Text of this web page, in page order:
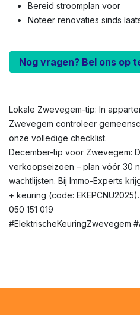
Bereid stroomplan voor
Noteer renovaties sinds
Nog vragen? Bel ons op
Lokale Zwevegem-tip: In
Zwevegem controleer
onze volledige checklist.
December-tip voor Zwevegem:
verkoopseizoen – plan vóór 30
wachtlijsten. Bij Immo-Experts
+ keuring (code:
050 151 019
#ElektrischeKeuringZwevegem